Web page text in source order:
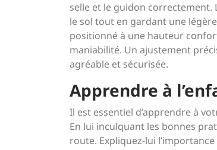
selle et le guidon correctement.
le sol tout en gardant une
positionné à une hauteur
maniabilité. Un ajustement
agréable et sécurisée.
Apprendre à
Il est essentiel d’apprendre à
En lui inculquant les bonnes
route. Expliquez-lui